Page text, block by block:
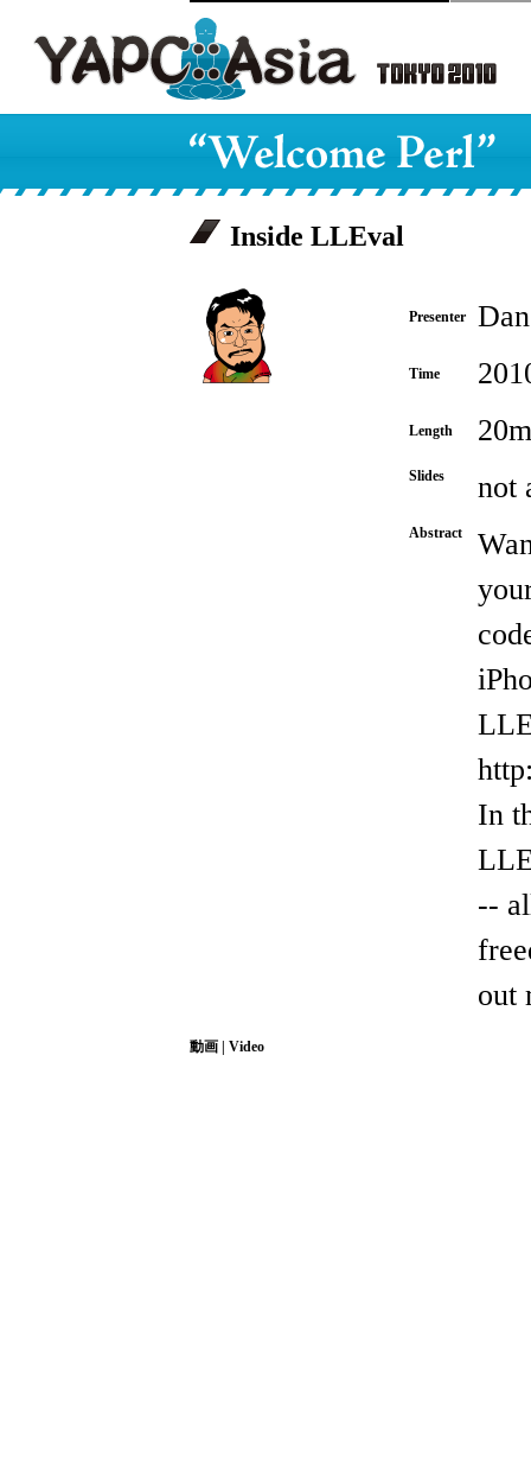
Inside LLEval
Presenter
Time
Length
Slides not
Abstract
In
--
out
動画 | Video